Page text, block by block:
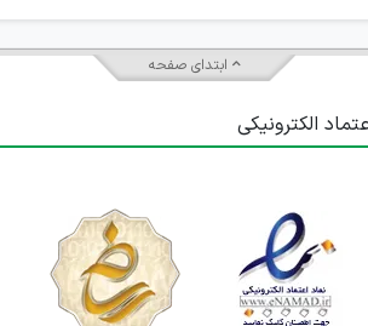
ابتدای صفحه
الکترونیکی